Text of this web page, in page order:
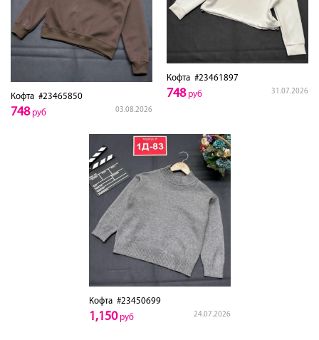
Кофта #23465850
03.08.2026
748руб
Кофта #23461897
31.07.2026
748руб
Кофта#23450699
24.07.2026
1,150руб